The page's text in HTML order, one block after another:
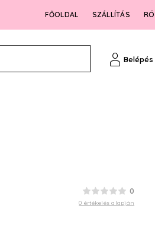
FŐOLDAL SZÁLLÍTÁS
Belépés
0
0 értékelés alapján